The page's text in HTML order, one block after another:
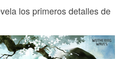
los primeros detalles de